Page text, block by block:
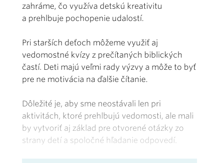
zahráme, čo využíva detskú kreativitu
a prehlbuje pochopenie udalostí.
Pri starších deťoch môžeme využiť aj
vedomostné kvízy z prečítaných biblických
častí. Deti majú veľmi rady výzvy a môže to byť
pre ne motivácia na ďalšie čítanie.
Dôležité je, aby sme neostávali len pri
aktivitách, ktoré prehlbujú vedomosti, ale mali
by vytvoriť aj základ pre otvorené otázky zo
strany detí a spoločné hľadanie odpovedí.